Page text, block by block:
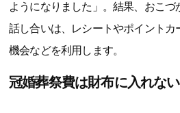
ようになりました」。結果、おこづ
話し合いは、レシートやポイントカ
機会などを利用します。
冠婚葬祭費は財布に入れな